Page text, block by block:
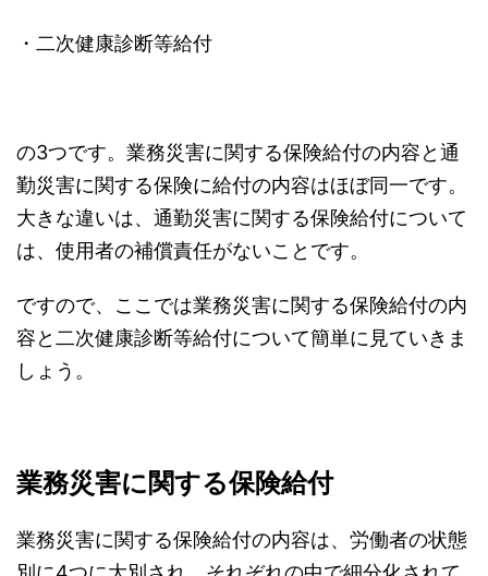
・二次健康診断等給付
の3つです。業務災害に関する保険給付の内容と通
勤災害に関する保険に給付の内容はほぼ同一です。
大きな違いは、通勤災害に関する保険給付について
は、使用者の補償責任がないことです。
ですので、ここでは業務災害に関する保険給付の内
容と二次健康診断等給付について簡単に見ていきま
しょう。
業務災害に関する保険給付
業務災害に関する保険給付の内容は、労働者の状態